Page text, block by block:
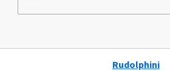
Rudolphini